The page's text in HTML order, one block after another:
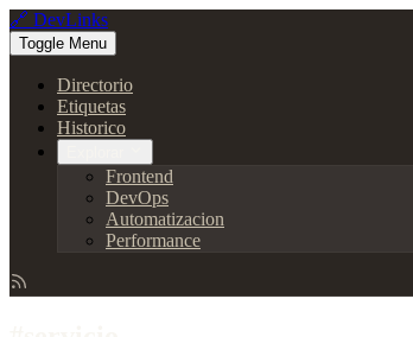
🔗 DevLinks
Toggle Menu
Directorio
Etiquetas
Historico
Frontend
DevOps
Automatizacion
Performance